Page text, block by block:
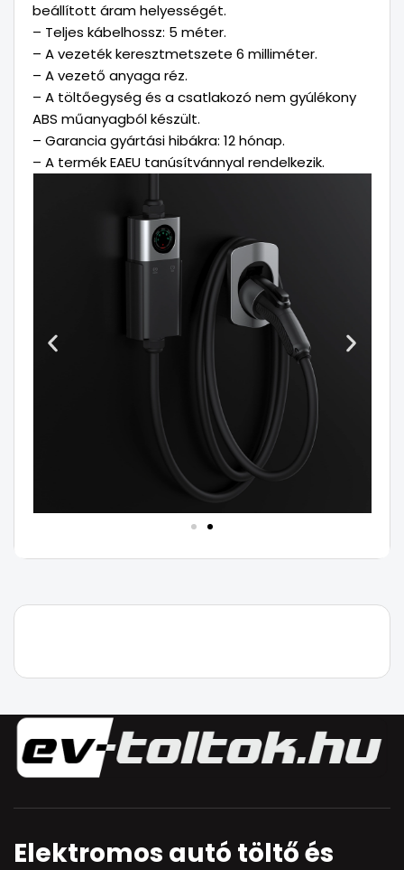
beállított áram helyességét.
– Teljes kábelhossz: 5 méter.
– A vezeték keresztmetszete 6 milliméter.
– A vezető anyaga réz.
– A töltőegység és a csatlakozó nem gyúlékony
ABS műanyagból készült.
– Garancia gyártási hibákra: 12 hónap.
– A termék EAEU tanúsítvánnyal rendelkezik.
Elektromos autó töltő és